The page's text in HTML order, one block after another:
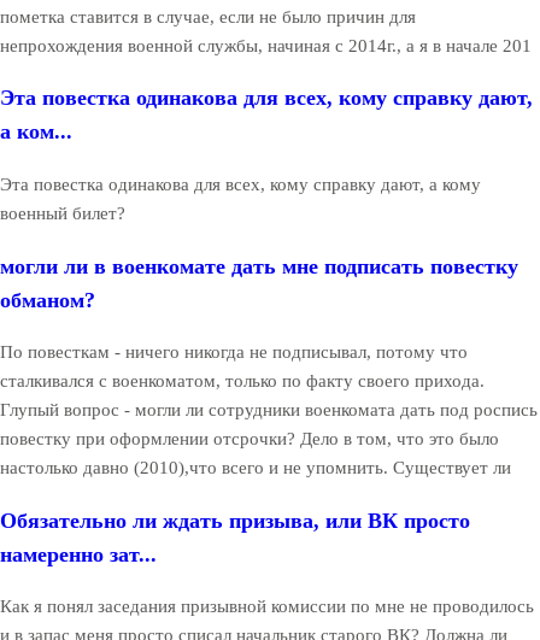
пометка ставится в случае, если не было причин для
непрохождения военной службы, начиная с 2014г., а я в начале 201
Эта повестка одинакова для всех, кому справку дают,
а ком...
Эта повестка одинакова для всех, кому справку дают, а кому
военный билет?
могли ли в военкомате дать мне подписать повестку
обманом?
По повесткам - ничего никогда не подписывал, потому что
сталкивался с военкоматом, только по факту своего прихода.
Глупый вопрос - могли ли сотрудники военкомата дать под роспись
повестку при оформлении отсрочки? Дело в том, что это было
настолько давно (2010),что всего и не упомнить. Существует ли
Обязательно ли ждать призыва, или ВК просто
намеренно зат...
Как я понял заседания призывной комиссии по мне не проводилось
и в запас меня просто списал начальник старого ВК? Должна ли